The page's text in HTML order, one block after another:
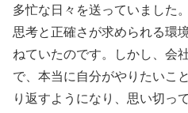
多忙な日々を送っていました
思考と正確さが求められる環
ねていたのです。しかし、会
で、本当に自分がやりたいこ
り返すようになり、思い切っ